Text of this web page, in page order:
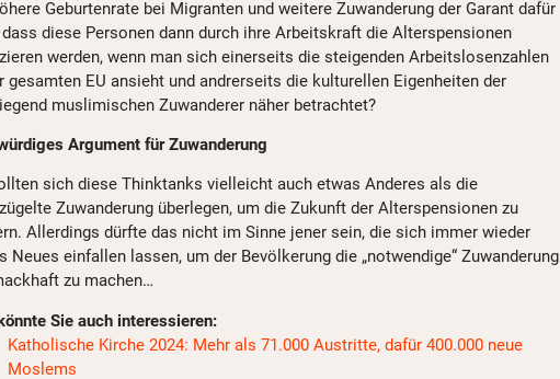
Geburtenrate bei Migranten und weitere Zuwanderung der Garant dafür
diese Personen dann durch ihre Arbeitskraft die Alterspensionen
werden, wenn man sich einerseits die steigenden Arbeitslosenzahlen
gesamten EU ansieht und andrerseits die kulturellen Eigenheiten der
muslimischen Zuwanderer näher betrachtet?
Argument für Zuwanderung
sich diese Thinktanks vielleicht auch etwas Anderes als die
Zuwanderung überlegen, um die Zukunft der Alterspensionen zu
Allerdings dürfte das nicht im Sinne jener sein, die sich immer wieder
Neues einfallen lassen, um der Bevölkerung die „notwendige“ Zuwanderung
zu machen…
Sie auch interessieren:
Katholische Kirche 2024: Mehr als 71.000 Austritte, dafür 400.000 neue
Moslems